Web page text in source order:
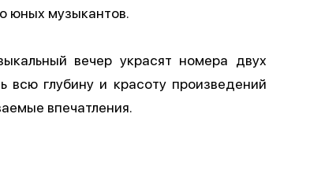
юных музыкантов.
вечер украсят номера двух
глубину и красоту произведений
впечатления.